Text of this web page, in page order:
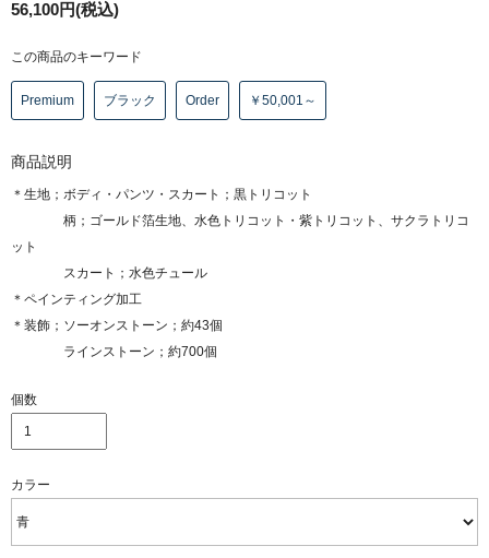
56,100円(税込)
この商品のキーワード
Premium ブラック Order ￥50,001～
商品説明
＊生地；ボディ・パンツ・スカート；黒トリコット
柄；ゴールド箔生地、水色トリコット・紫トリコット、サクラトリコ
ット
スカート；水色チュール
＊ペインティング加工
＊装飾；ソーオンストーン；約43個
ラインストーン；約700個
個数
カラー